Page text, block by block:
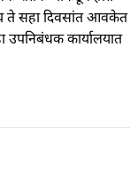
ते सहा दिवसांत आवकेत
उपनिबंधक कार्यालयात